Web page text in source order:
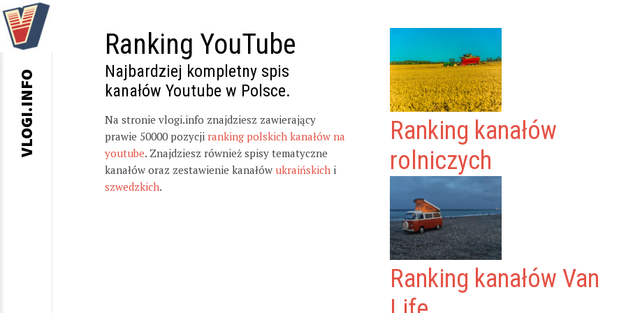
Ranking YouTube
Najbardziej kompletny spis
kanałów Youtube w Polsce.
Na stronie vlogi.info znajdziesz zawierający
prawie 50000 pozycji ranking polskich kanałów na
youtube. Znajdziesz również spisy tematyczne
kanałów oraz zestawienie kanałów ukraińskich i
szwedzkich.
Ranking kanałów
rolniczych
Ranking kanałów Van
VLOGI.INFO